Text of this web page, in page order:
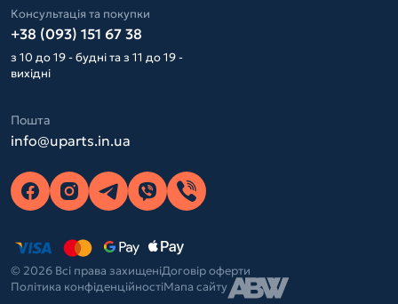
Консультація та покупки
+38 (093) 151 67 38
з 10 до 19 - будні та з 11 до 19 -
вихідні
Пошта
info@uparts.in.ua
© 2026 Всі права захищеніДоговір оферти
Політика конфіденційностіМапа сайту